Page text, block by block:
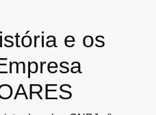
e os